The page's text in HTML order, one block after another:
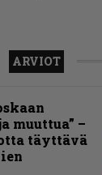
ARVIOT
muuttua” –
täyttävä